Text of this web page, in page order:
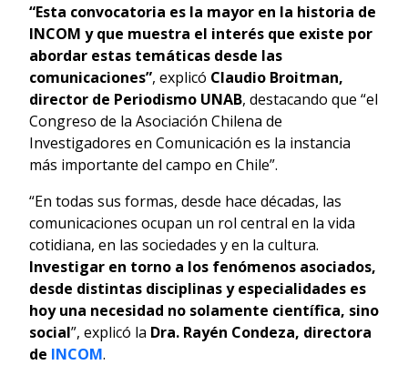
“Esta convocatoria es la mayor en la historia de
INCOM y que muestra el interés que existe por
abordar estas temáticas desde las
comunicaciones”, explicó Claudio Broitman,
director de Periodismo UNAB, destacando que “el
Congreso de la Asociación Chilena de
Investigadores en Comunicación es la instancia
más importante del campo en Chile”.
“En todas sus formas, desde hace décadas, las
comunicaciones ocupan un rol central en la vida
cotidiana, en las sociedades y en la cultura.
Investigar en torno a los fenómenos asociados,
desde distintas disciplinas y especialidades es
hoy una necesidad no solamente científica, sino
social”, explicó la Dra. Rayén Condeza, directora
de INCOM.